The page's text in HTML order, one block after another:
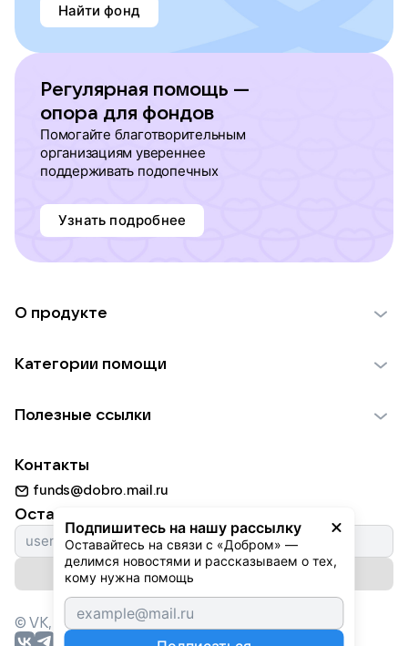
Найти фонд
Регулярная помощь —
опора для фондов
Помогайте благотворительным
организациям увереннее
поддерживать подопечных
Узнать подробнее
Подпишитесь на нашу рассылку
Оставайтесь на связи с «Добром» —
делимся новостями и рассказываем о тех,
кому нужна помощь
О продукте
Использование материалов
Для НКО
Партнерам
Категории помощи
Пожилым
Животным
Природе
Культуре
Фондам
Полезные ссылки
Добрый день
Истории
Автоплатежи
Контакты
funds@dobro.mail.ru
Оставайтесь с нами
Подписаться на рассылку
© VK, 2026г. Все права защищены.